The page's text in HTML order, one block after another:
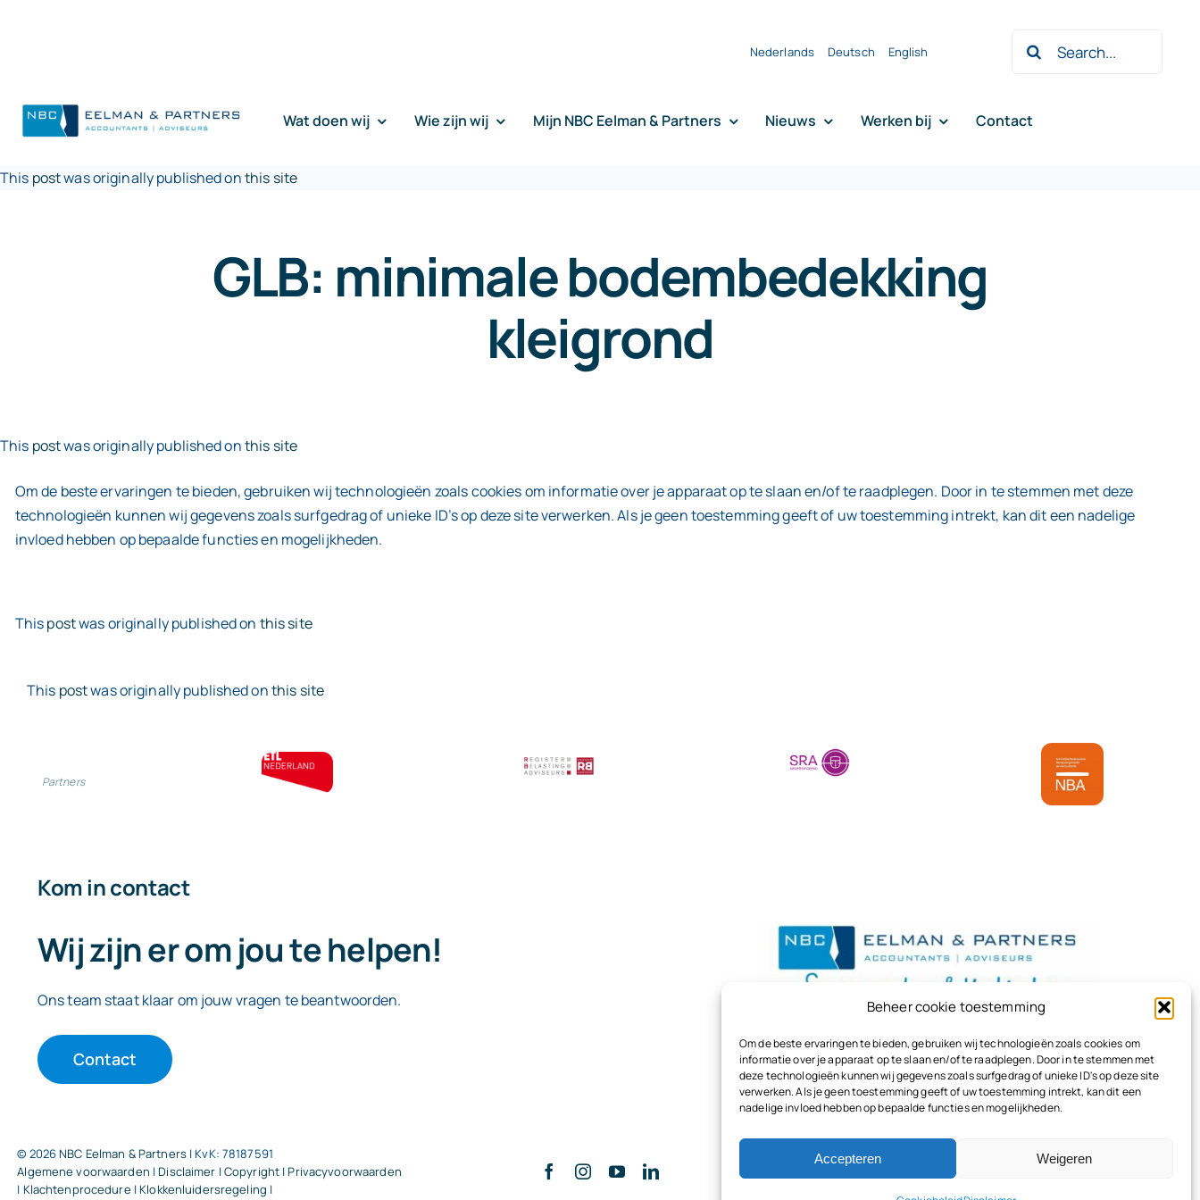
Beheer cookie toestemming
Om de beste ervaringen te bieden, gebruiken wij technologieën zoals cookies om
informatie over je apparaat op te slaan en/of te raadplegen. Door in te stemmen met
deze technologieën kunnen wij gegevens zoals surfgedrag of unieke ID's op deze site
verwerken. Als je geen toestemming geeft of uw toestemming intrekt, kan dit een
nadelige invloed hebben op bepaalde functies en mogelijkheden.
Accepteren Weigeren
Nederlands Deutsch English
Zoeken
naar:
Wat doen wij Wie zijn wij Mijn NBC Eelman & Partners Nieuws Werken bij Contact
This postwas originally published onthis site
GLB: minimale bodembedekking
kleigrond
This postwas originally published onthis site
Om de beste ervaringen te bieden, gebruiken wij technologieën zoals cookies om informatie over je apparaat op te slaan en/of te raadplegen. Door in te stemmen met deze
technologieën kunnen wij gegevens zoals surfgedrag of unieke ID’s op deze site verwerken. Als je geen toestemming geeft of uw toestemming intrekt, kan dit een nadelige
invloed hebben op bepaalde functies en mogelijkheden.
Thispostwas originally published on this site
This postwas originally published onthis site
Partners
Kom in contact
Wij zijn er om jou te helpen!
Ons team staat klaar om jouw vragen te beantwoorden.
Contact
© 2026NBC Eelman & Partners |KvK: 78187591
Algemene voorwaarden |Disclaimer | Copyright | Privacyvoorwaarden
| Klachtenprocedure |Klokkenluidersregeling |
Terug naar boven